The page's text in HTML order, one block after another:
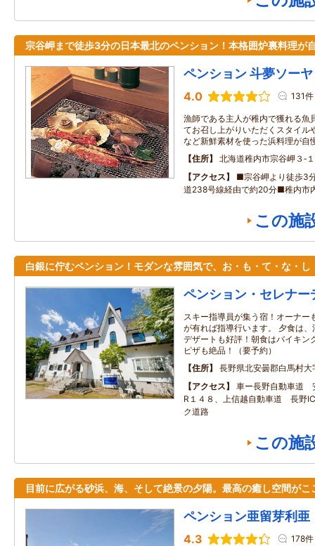
宗谷岬まで徒歩3分の日本最北のペンション！本格囲炉裏料理が
ペンション 斗夢ソーヤ
4.0 131件
漁師である主人が稚内で獲れる魚
てお召し上がりいただくスタイル
など新鮮素材を使った浜料理が自
住所
北海道稚内市宗谷岬３‐
アクセス
■宗谷岬より徒歩3
道238号線経由で約20分■稚内市
この施
白銀に佇むペンション！モダンな雰囲気で、お・も・て・な・し
ペンション・セレナー
スキー指導員が集う宿！オーナー
が有れば指導行います。 夕食は
デザートも好評！朝食はバイキン
ピザも絶品！（要予約）
住所
長野県北安曇郡白馬村大
アクセス
車ー長野自動車道
R１４８、上信越自動車道 長野
ク道路
この施
目前に広がる砂浜、海、そして絶景の夕陽。最高の癒し空間がこ
ペンション亜留芽利亜
4.3 178件